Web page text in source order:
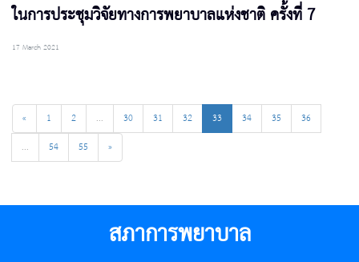
ในการประชุมวิจัยทางการพยาบาลแห่งชาติ ครั้งที่ 7
17 March 2021
« 1 2 ... 30 31 32 33 34 35
36
...
54 55 »
สภาการพยาบาล